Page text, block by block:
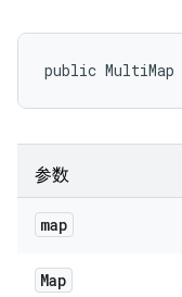
public MultiMap
参数
map
Map